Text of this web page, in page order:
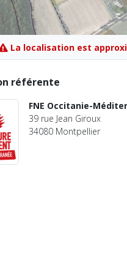
La localisation est
référente
FNE Occitanie-
39 rue Jean Giroux
34080 Montpellier